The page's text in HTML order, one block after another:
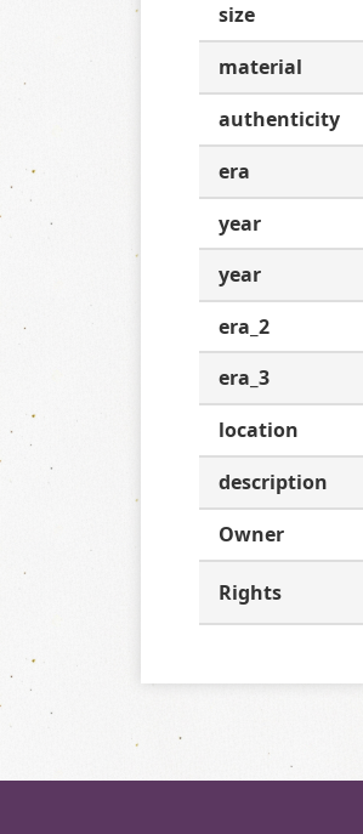
size
material
authenticity
era
year
year
era_2
era_3
location
description
Owner
Rights